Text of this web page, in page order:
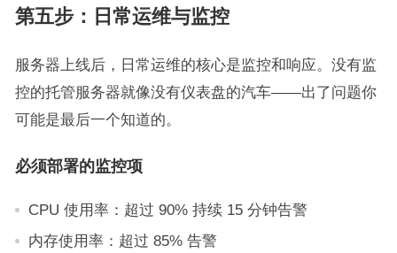
第五步：日常运维与监控
服务器上线后，日常运维的核心是监控和响应。没有监
控的托管服务器就像没有仪表盘的汽车——出了问题你
可能是最后一个知道的。
必须部署的监控项
CPU 使用率：超过 90% 持续 15 分钟告警
内存使用率：超过 85% 告警